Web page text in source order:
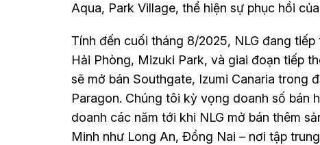
Aqua, Park Village, thể hiện sự phục hồi
Tính đến cuối tháng 8/2025, NLG đang
Hải Phòng, Mizuki Park, và giai đoạn tiếp
sẽ mở bán Southgate, Izumi Canaria trong
Paragon. Chúng tôi kỳ vọng doanh số bán
doanh các năm tới khi NLG mở bán thêm
Minh như Long An, Đồng Nai – nơi tập